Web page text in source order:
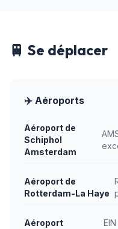
🚆 Se déplacer
✈️ Aéroports
Aéroport de
Schiphol
Amsterdam
Aéroport de
Rotterdam-La Haye
Aéroport